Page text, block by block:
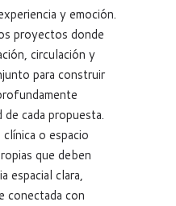
y emoción.
proyectos donde
circulación y
para construir
cada propuesta.
o espacio
que deben
espacial clara,
conectada con